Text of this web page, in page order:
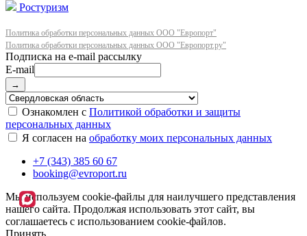
Ростуризм
Политика обработки персональных данных ООО "Европорт"
Политика обработки персональных данных ООО "Европорт.ру"
E-mail
→
Ознакомлен с Политикой обработки и защиты
персональных данных
Я согласен на обработку моих персональных данных
+7 (343) 385 60 67
booking@evroport.ru
Мы используем cookie-файлы для наилучшего представления
нашего сайта. Продолжая использовать этот сайт, вы
соглашаетесь с использованием cookie-файлов.
Принять